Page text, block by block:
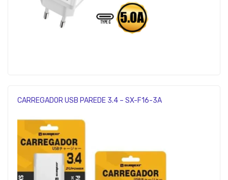
CARREGADOR USB PAREDE 3.4 – SX-F16-3A